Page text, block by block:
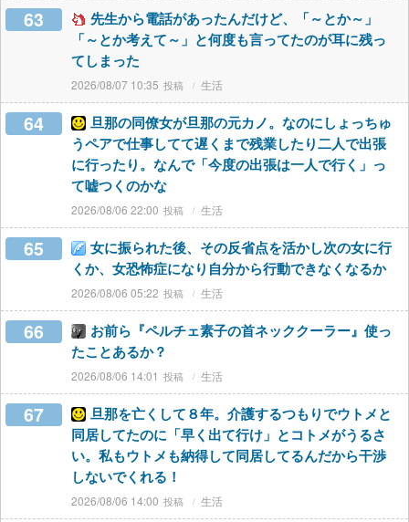
63
先生から電話があったんだけど、「～とか～」
「～とか考えて～」と何度も言ってたのが耳に残っ
てしまった
2026/08/07 10:35 生活
64
旦那の同僚女が旦那の元カノ。なのにしょっちゅ
うペアで仕事してて遅くまで残業したり二人で出張
に行ったり。なんで「今度の出張は一人で行く」っ
て嘘つくのかな
2026/08/06 22:00 生活
65
女に振られた後、その反省点を活かし次の女に行
くか、女恐怖症になり自分から行動できなくなるか
2026/08/06 05:22 生活
66
お前ら『ペルチェ素子の首ネッククーラー』使っ
たことあるか？
2026/08/06 14:01 生活
67
旦那を亡くして８年。介護するつもりでウトメと
同居してたのに「早く出て行け」とコトメがうるさ
い。私もウトメも納得して同居してるんだから干渉
しないでくれる！
2026/08/06 14:00 生活